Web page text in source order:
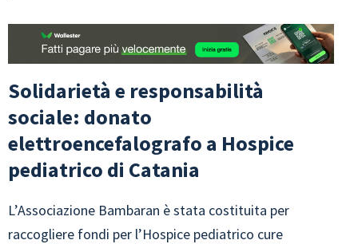
Solidarietà e responsabilità
sociale: donato
elettroencefalografo a Hospice
pediatrico di Catania
L’Associazione Bambaran è stata costituita per
raccogliere fondi per l’Hospice pediatrico cure